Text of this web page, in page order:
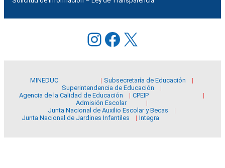
Instagram
Facebook
X
MINEDUC
Subsecretaría de Educación
Superintendencia de Educación
Agencia de la Calidad de Educación
CPEIP
Admisión Escolar
Junta Nacional de Auxilio Escolar y Becas
Junta Nacional de Jardines Infantiles
Integra